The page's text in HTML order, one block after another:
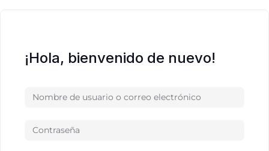
¡Hola, bienvenido de nuevo!